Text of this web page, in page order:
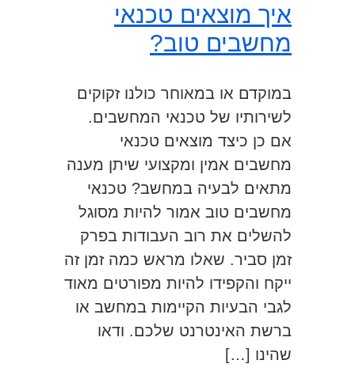
איך מוצאים טכנאי
מחשבים טוב?
במוקדם או במאוחר כולנו זקוקים
לשירותיו של טכנאי המחשבים.
אם כן כיצד מוצאים טכנאי
מחשבים אמין ומקצועי שיתן מענה
מתאים לבעיה במחשב? טכנאי
מחשבים טוב אמור להיות מסוגל
להשלים את רוב העבודות בפרק
זמן סביר. שאלו מראש כמה זמן זה
ייקח והקפידו להיות מפורטים מאוד
לגבי הבעיות הקיימות במחשב או
ברשת האינטרנט שלכם. ודאו
שהינו […]